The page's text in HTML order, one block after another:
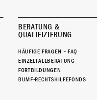
BERATUNG &
QUALIFIZIERUNG
HÄUFIGE FRAGEN – FAQ
EINZELFALLBERATUNG
FORTBILDUNGEN
BUMF-RECHTSHILFEFONDS